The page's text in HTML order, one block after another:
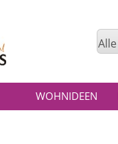
Alle
WOHNIDEEN